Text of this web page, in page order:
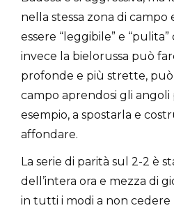
nella stessa zona di campo
essere “leggibile” e
invece la bielorussa può
profonde e più strette,
campo aprendosi gli angoli
esempio, a spostarla e
affondare.
La serie di parità sul 2-2 è
dell’intera ora e mezza di
in tutti i modi a non cedere